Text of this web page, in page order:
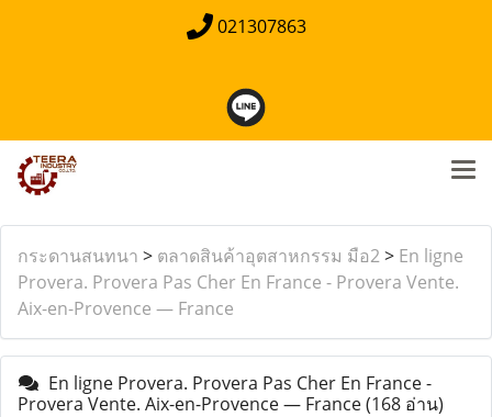
021307863
กระดานสนทนา > ตลาดสินค้าอุตสาหกรรม มือ2> En ligne
Provera. Provera Pas Cher En France - Provera Vente.
Aix-en-Provence — France
En ligne Provera. Provera Pas Cher En France -
Provera Vente. Aix-en-Provence — France(168 อ่าน)